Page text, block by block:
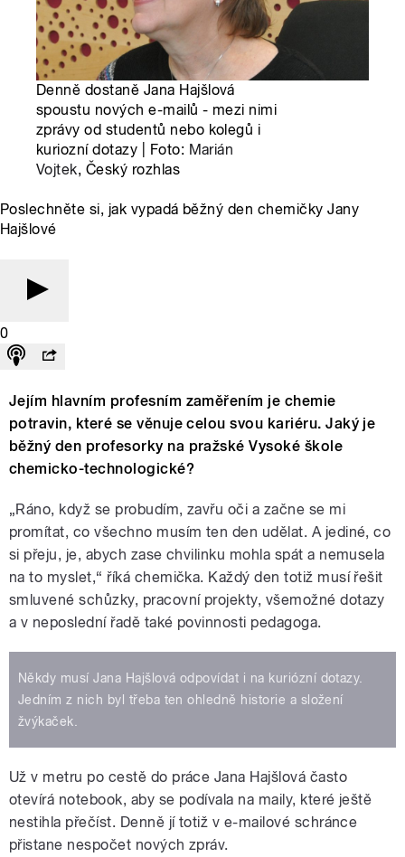
Denně dostaně Jana Hajšlová
spoustu nových e-mailů - mezi nimi
zprávy od studentů nebo kolegů i
kuriozní dotazy | Foto: Marián
Vojtek, Český rozhlas
Poslechněte si, jak vypadá běžný den chemičky Jany
Hajšlové
0
Jejím hlavním profesním zaměřením je chemie
potravin, které se věnuje celou svou kariéru. Jaký je
běžný den profesorky na pražské Vysoké škole
chemicko-technologické?
„Ráno, když se probudím, zavřu oči a začne se mi
promítat, co všechno musím ten den udělat. A jediné, co
si přeju, je, abych zase chvilinku mohla spát a nemusela
na to myslet,“ říká chemička. Každý den totiž musí řešit
smluvené schůzky, pracovní projekty, všemožné dotazy
a v neposlední řadě také povinnosti pedagoga.
Někdy musí Jana Hajšlová odpovídat i na kuriózní dotazy.
Jedním z nich byl třeba ten ohledně historie a složení
žvýkaček.
Už v metru po cestě do práce Jana Hajšlová často
otevírá notebook, aby se podívala na maily, které ještě
nestihla přečíst. Denně jí totiž v e-mailové schránce
přistane nespočet nových zpráv.